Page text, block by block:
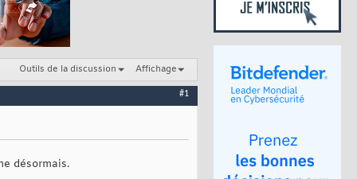
Outils de la discussion Affichage
#1
désormais.